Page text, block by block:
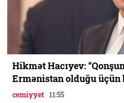
Hikmət Hacıyev:
Ermənistan olduğu üçün
cemiyyet 11:55